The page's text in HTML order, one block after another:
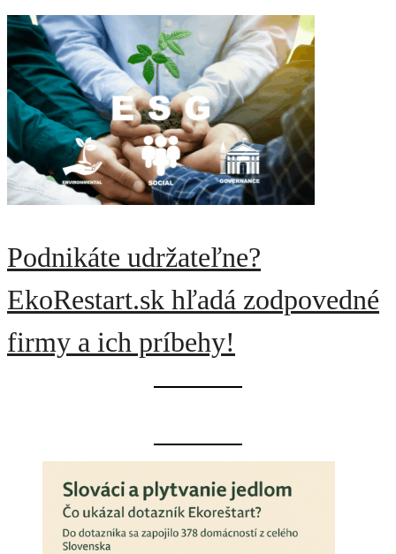
Podnikáte udržateľne?
EkoRestart.sk hľadá zodpovedné
firmy a ich príbehy!